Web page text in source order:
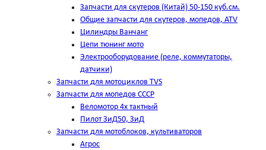
Запчасти для скутеров (Китай) 50-150 куб.см.
Общие запчасти для скутеров, мопедов, ATV
Цилиндры Ванчанг
Цепи тюнинг мото
Электрооборудование (реле, коммутаторы,
датчики)
Запчасти для мотоциклов TVS
Запчасти для мопедов СССР
Веломотор 4х тактный
Пилот ЗиД50, ЗиД
Запчасти для мотоблоков, культиваторов
Агрос